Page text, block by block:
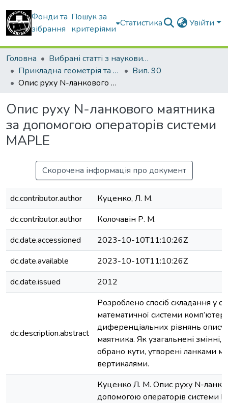
Фонди та
зібрання
Пошук за
критеріями
Статистика Увійти
Головна
Вибрані статті з наукових збірників КНУБА
Прикладна геометрія та інженерна графіка
Вип. 90
Опис руху N-ланкового маятника за допомогою операторів системи MAPLE
Опис руху N-ланкового маятника
за допомогою операторів системи
MAPLE
Скорочена інформація про документ
dc.contributor.author
Куценко, Л. М.
dc.contributor.author
Колочавін Р. М.
dc.date.accessioned
2023-10-10T11:10:26Z
dc.date.available
2023-10-10T11:10:26Z
dc.date.issued
2012
dc.description.abstract
Розроблено спосіб складання у
математичної системи
диференціальних рівнянь опису
маятника. Як узагальнені змінні,
обрано кути, утворені ланками
вертикалями.
Куценко Л. М. Опис руху N-
допомогою операторів системи